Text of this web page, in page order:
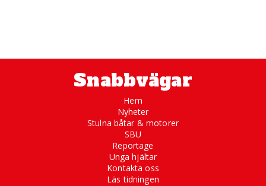
Snabbvägar
Hem
Nyheter
Stulna båtar & motorer
SBU
Reportage
Unga hjältar
Kontakta oss
Läs tidningen